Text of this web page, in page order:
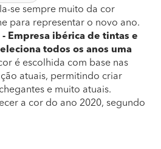
se sempre muito da cor
para representar o novo ano.
- Empresa ibérica de tintas e
todos os anos uma
é escolhida com base nas
atuais, permitindo criar
e muito atuais.
a cor do ano 2020, segundo